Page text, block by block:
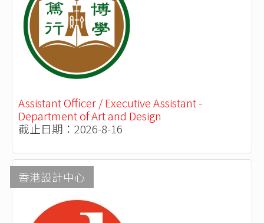
Assistant Officer / Executive Assistant -
Department of Art and Design
截止日期：2026-8-16
香港設計中心